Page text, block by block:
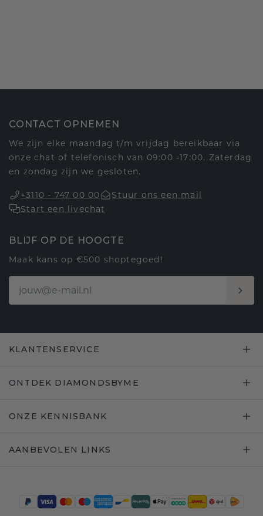
CONTACT OPNEMEN
We zijn elke maandag t/m vrijdag bereikbaar via
onze chat of telefonisch van 09:00 -17:00. Zaterdag
en zondag zijn we gesloten.
+3110 - 747 00 00
Stuur ons een mail
Start een livechat
BLIJF OP DE HOOGTE
Maak kans op €500 shoptegoed!
KLANTENSERVICE
ONTDEK DIAMONDSBYME
ONZE KENNISBANK
AANBEVOLEN LINKS